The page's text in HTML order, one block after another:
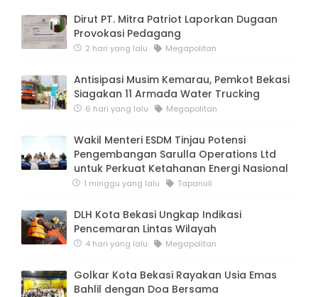
Dirut PT. Mitra Patriot Laporkan Dugaan
Provokasi Pedagang
2 hari yang lalu Megapolitan
Antisipasi Musim Kemarau, Pemkot Bekasi
Siagakan 11 Armada Water Trucking
6 hari yang lalu Megapolitan
Wakil Menteri ESDM Tinjau Potensi
Pengembangan Sarulla Operations Ltd
untuk Perkuat Ketahanan Energi Nasional
1 minggu yang lalu Tapanuli
DLH Kota Bekasi Ungkap Indikasi
Pencemaran Lintas Wilayah
4 hari yang lalu Megapolitan
Golkar Kota Bekasi Rayakan Usia Emas
Bahlil dengan Doa Bersama